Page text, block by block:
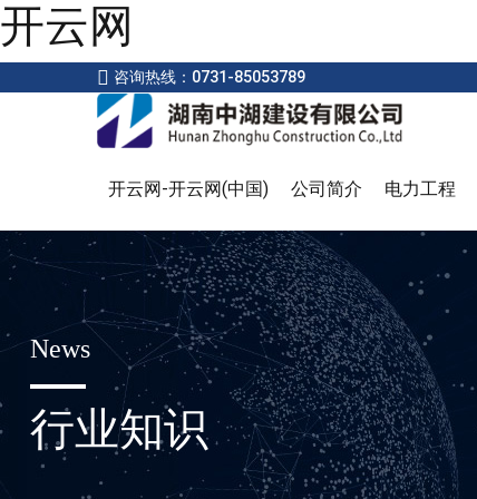
开云网
咨询热线：0731-85053789
开云网-开云网(中国) 公司简介 电力工程
News
行业知识